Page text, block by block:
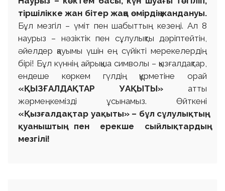
тіршілікке жан бітер жаңа өмірдің жандануы.
Бұл мезгіл – үміт пен шабыттың кезеңі. Ал 8
наурыз – нәзіктік пен сұлулықты дәріптейтін,
әйелдер қауымы үшін ең сүйікті мерекелердің
бірі! Бұл күннің айрықша символы – қызғалдақтар,
ендеше көркем гүлдің құрметіне орай
«ҚЫЗҒАЛДАҚТАР УАҚЫТЫ» атты
жәрмеңкемізді ұсынамыз. Өйткені
«Қызғалдақтар уақыты» – бұл сұлулықтың,
қуаныштың пен ерекше сыйлықтардың
мезгілі!